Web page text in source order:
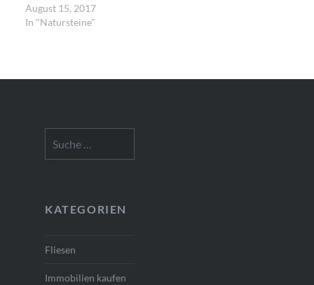
August 15, 2017
In "Natursteine"
nach:
KATEGORIEN
Fliesen
Immobilien kaufen